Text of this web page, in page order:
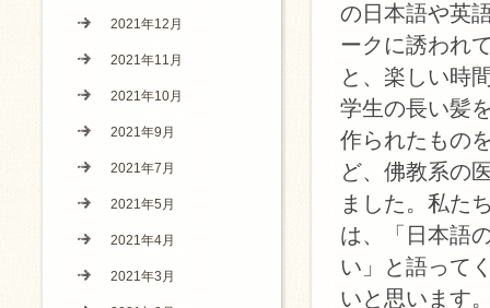
の日本語や英
ークに誘われ
と、楽しい時
学生の長い髪
作られたもの
ど、佛教系の
ました。私た
は、「日本語
い」と語って
いと思います
2021年12月
2021年11月
2021年10月
2021年9月
2021年7月
2021年5月
2021年4月
2021年3月